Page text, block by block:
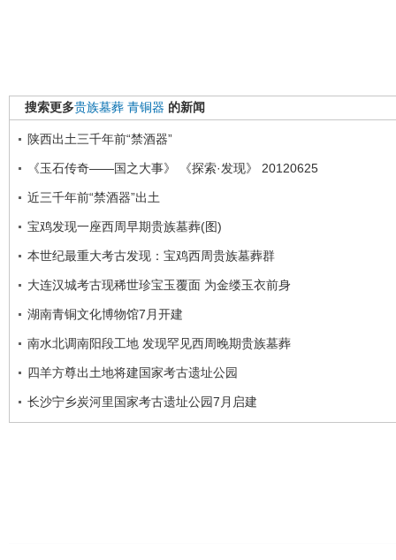
搜索更多贵族墓葬 青铜器 的新闻
陕西出土三千年前“禁酒器”
《玉石传奇——国之大事》 《探索·发现》 20120625
近三千年前“禁酒器”出土
宝鸡发现一座西周早期贵族墓葬(图)
本世纪最重大考古发现：宝鸡西周贵族墓葬群
大连汉城考古现稀世珍宝玉覆面 为金缕玉衣前身
湖南青铜文化博物馆7月开建
南水北调南阳段工地 发现罕见西周晚期贵族墓葬
四羊方尊出土地将建国家考古遗址公园
长沙宁乡炭河里国家考古遗址公园7月启建